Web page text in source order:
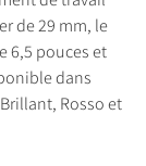
de 29 mm, le
6,5 pouces et
dans
Rosso et